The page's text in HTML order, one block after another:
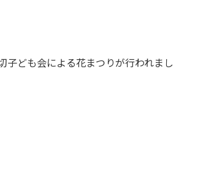
子ども会による花まつりが行われまし